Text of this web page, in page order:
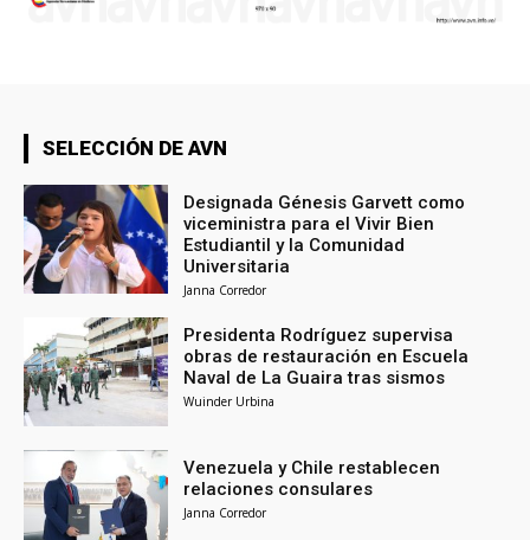
SELECCIÓN DE AVN
Designada Génesis Garvett como
viceministra para el Vivir Bien
Estudiantil y la Comunidad
Universitaria
Janna Corredor
Presidenta Rodríguez supervisa
obras de restauración en Escuela
Naval de La Guaira tras sismos
Wuinder Urbina
Venezuela y Chile restablecen
relaciones consulares
Janna Corredor